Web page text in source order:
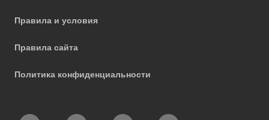
Правила и условия
Правила сайта
Политика конфиденциальности